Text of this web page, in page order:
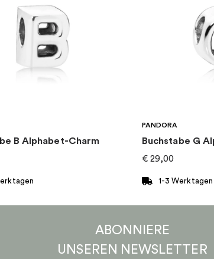
B Alphabet-Charm
PANDORA
Buchstabe G
€ 29,00
1-3 Werktagen
ABONNIERE
UNSEREN NEWSLETTER